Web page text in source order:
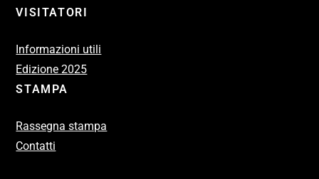
VISITATORI
Informazioni utili
Edizione 2025
STAMPA
Rassegna stampa
Contatti